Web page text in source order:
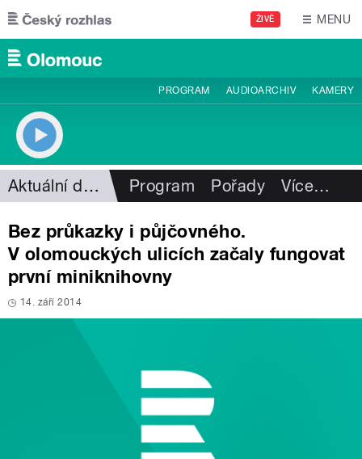
Přejít k hlavnímu obsahu
ŽIVĚ MENU
PROGRAM AUDIOARCHIV KAMERY
Aktuální dění Program Pořady Více…
Bez průkazky i půjčovného.
V olomouckých ulicích začaly fungovat
první miniknihovny
14. září 2014